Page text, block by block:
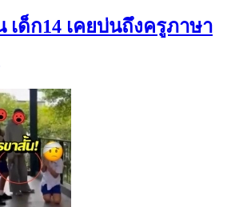
เด็ก14 เคยบ่นถึงครูภาษา